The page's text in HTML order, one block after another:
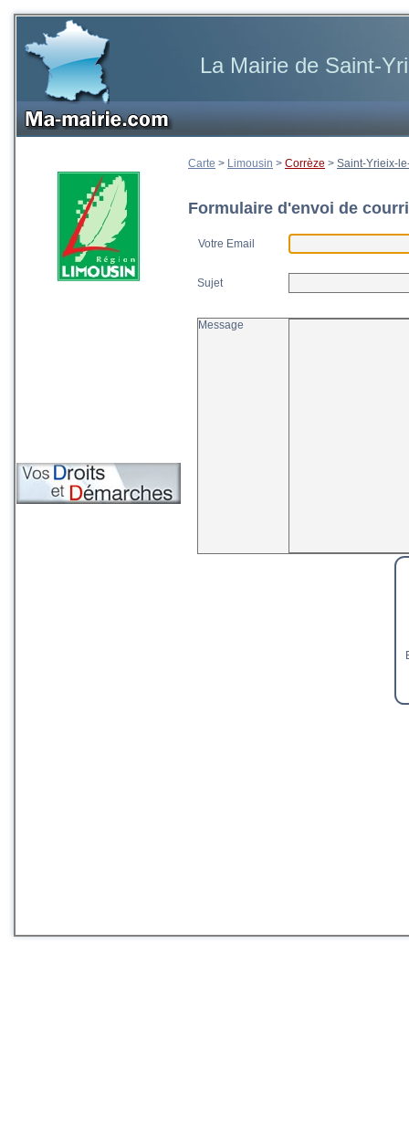
La Mairie de Saint-
Carte > Limousin > Corrèze > Saint-Yrieix-
Formulaire d'envoi de
Votre Email
Sujet
Message